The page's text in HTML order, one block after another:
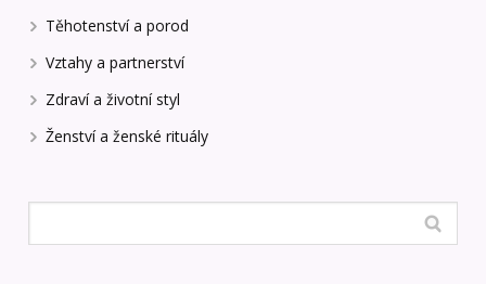
Těhotenství a porod
Vztahy a partnerství
Zdraví a životní styl
Ženství a ženské rituály